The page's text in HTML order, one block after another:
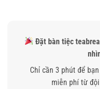
Đặt bàn tiệc
Chỉ cần 3 phút để
miễn phí từ đội